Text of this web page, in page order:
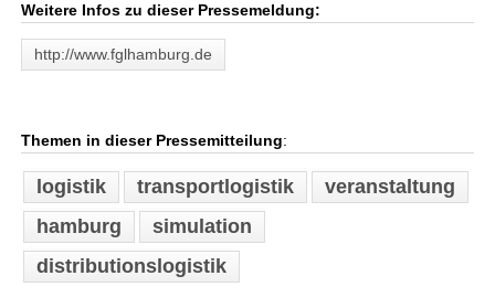
Weitere Infos zu dieser Pressemeldung:
http://www.fglhamburg.de
Themen in dieser Pressemitteilung:
logistik transportlogistik
veranstaltung
hamburg
simulation
distributionslogistik